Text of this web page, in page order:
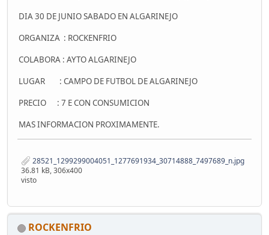
DIA 30 DE JUNIO SABADO EN ALGARINEJO
ORGANIZA : ROCKENFRIO
COLABORA : AYTO ALGARINEJO
LUGAR : CAMPO DE FUTBOL DE ALGARINEJO
PRECIO : 7 E CON CONSUMICION
MAS INFORMACION PROXIMAMENTE.
28521_1299299004051_1277691934_30714888_7497689_n.jpg
36.81 kB, 306x400
visto
ROCKENFRIO